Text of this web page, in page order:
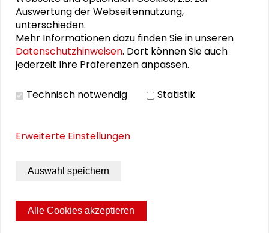
Dirk Jörke
Eberhard Schnebel
Gabriel Glöckler
Volker Jung
Video ansehen
Auswertung der Webseitennutzung,
unterschieden.
Mehr Informationen dazu finden Sie in unseren
Datenschutzhinweisen. Dort können Sie auch
jederzeit Ihre Präferenzen anpassen.
Technisch notwendig Statistik
Erweiterte Einstellungen
Auswahl speichern
Alle Cookies akzeptieren